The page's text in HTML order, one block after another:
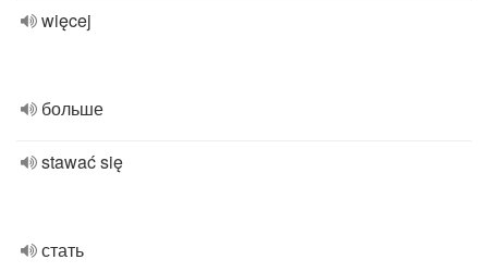
więcej
больше
stawać się
стать